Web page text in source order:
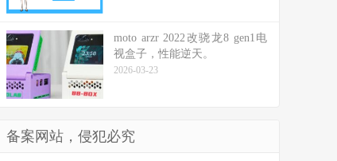
moto arzr 2022改骁龙8 gen1电
视盒子，性能逆天。
2026-03-23
备案网站，侵犯必究